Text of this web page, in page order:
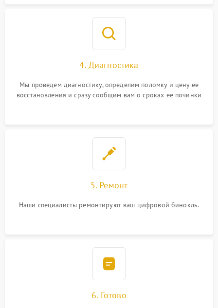
4. Диагностика
Мы проведем диагностику, определим поломку и цену ее
восстановления и сразу сообщим вам о сроках ее починки
5. Ремонт
Наши специалисты ремонтируют ваш цифровой бинокль.
6. Готово